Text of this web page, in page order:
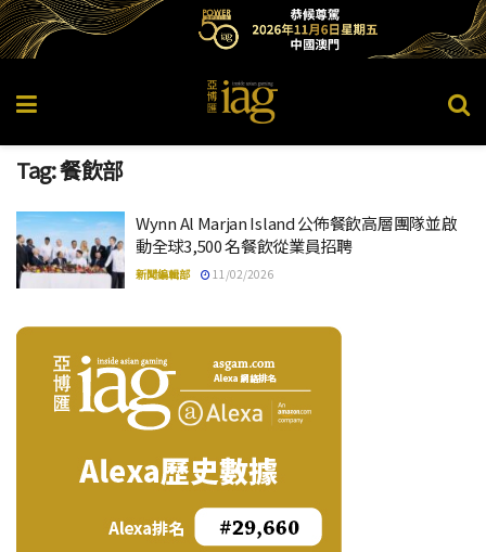
Tag:餐飲部
Wynn Al Marjan Island 公佈餐飲高層團隊並啟
動全球3,500 名餐飲從業員招聘
新聞編輯部 11/02/2026